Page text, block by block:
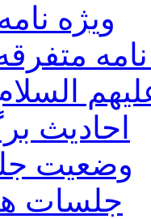
ويژه
احادیث
وضعیت
جلسات